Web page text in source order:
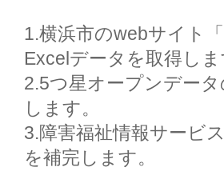
1.横浜市のwebサイト
Excelデータを取得しま
2.5つ星オープンデー
します。
3.障害福祉情報サービ
を補完します。